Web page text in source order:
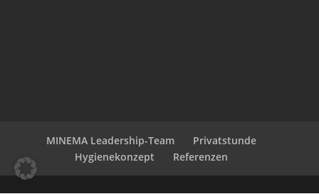
MINEMA Leadership-Team
Privatstunde
Hygienekonzept
Referenzen